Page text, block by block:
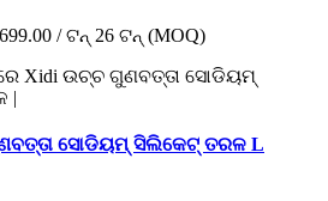
/ ଟନ୍ 26 ଟନ୍ (MOQ)
ସୋଡିୟମ୍ ସିଲିକେଟ୍ ତରଳ L